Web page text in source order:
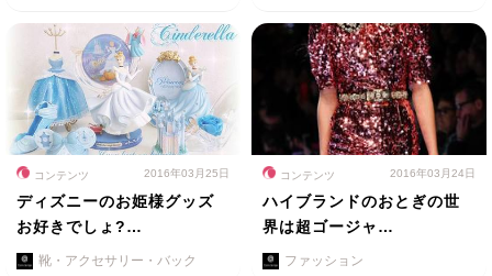
コンテンツ 2016年03月25日
ディズニーのお姫様グッズ
お好きでしょ?…
靴・アクセサリー・バック
コンテンツ 2016年03月24日
ハイブランドのおとぎの世
界は超ゴージャ…
ファッション